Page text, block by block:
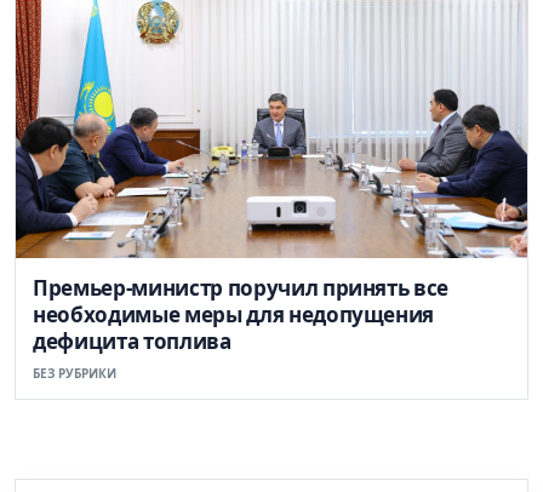
Премьер-министр поручил принять все
необходимые меры для недопущения
дефицита топлива
БЕЗ РУБРИКИ